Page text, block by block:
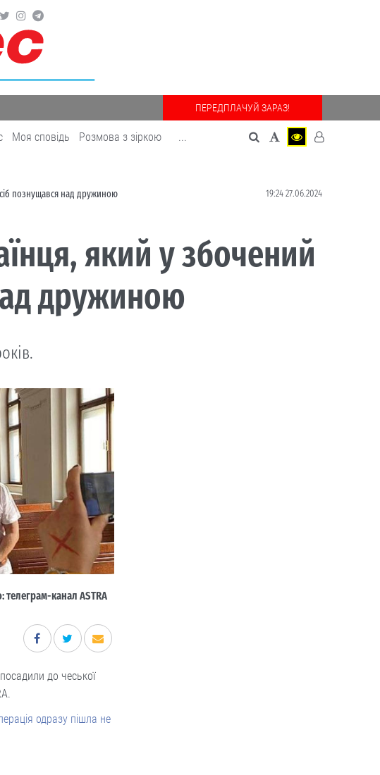
ПЕРЕДПЛАЧУЙ ЗАРАЗ!
Моя сповідь Розмова з зіркою ...
познущався над дружиною 19:24 27.06.2024
який у збочений
дружиною
телеграм-канал ASTRA
до чеської
одразу пішла не